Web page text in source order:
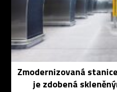
Zmodernizovaná
je zdobená